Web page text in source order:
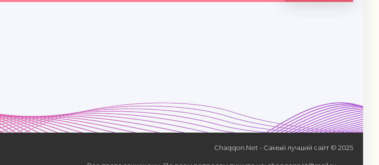
Chaqqon.Net - Самый лучший сайт © 2025